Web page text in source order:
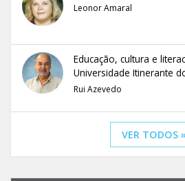
Leonor Amaral
Educação, cultura e
Universidade Itinerante
Rui Azevedo
VER TODOS »